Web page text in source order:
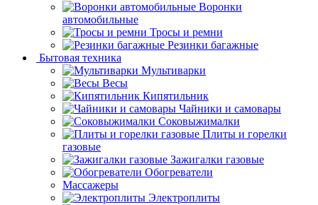
Воронки
автомобильные
Тросы и ремни
Резинки багажные
Бытовая техника
Мультиварки
Весы
Кипятильник
Чайники и самовары
Соковыжималки
Плиты и горелки
газовые
Зажигалки газовые
Обогреватели
Массажеры
Электроплиты